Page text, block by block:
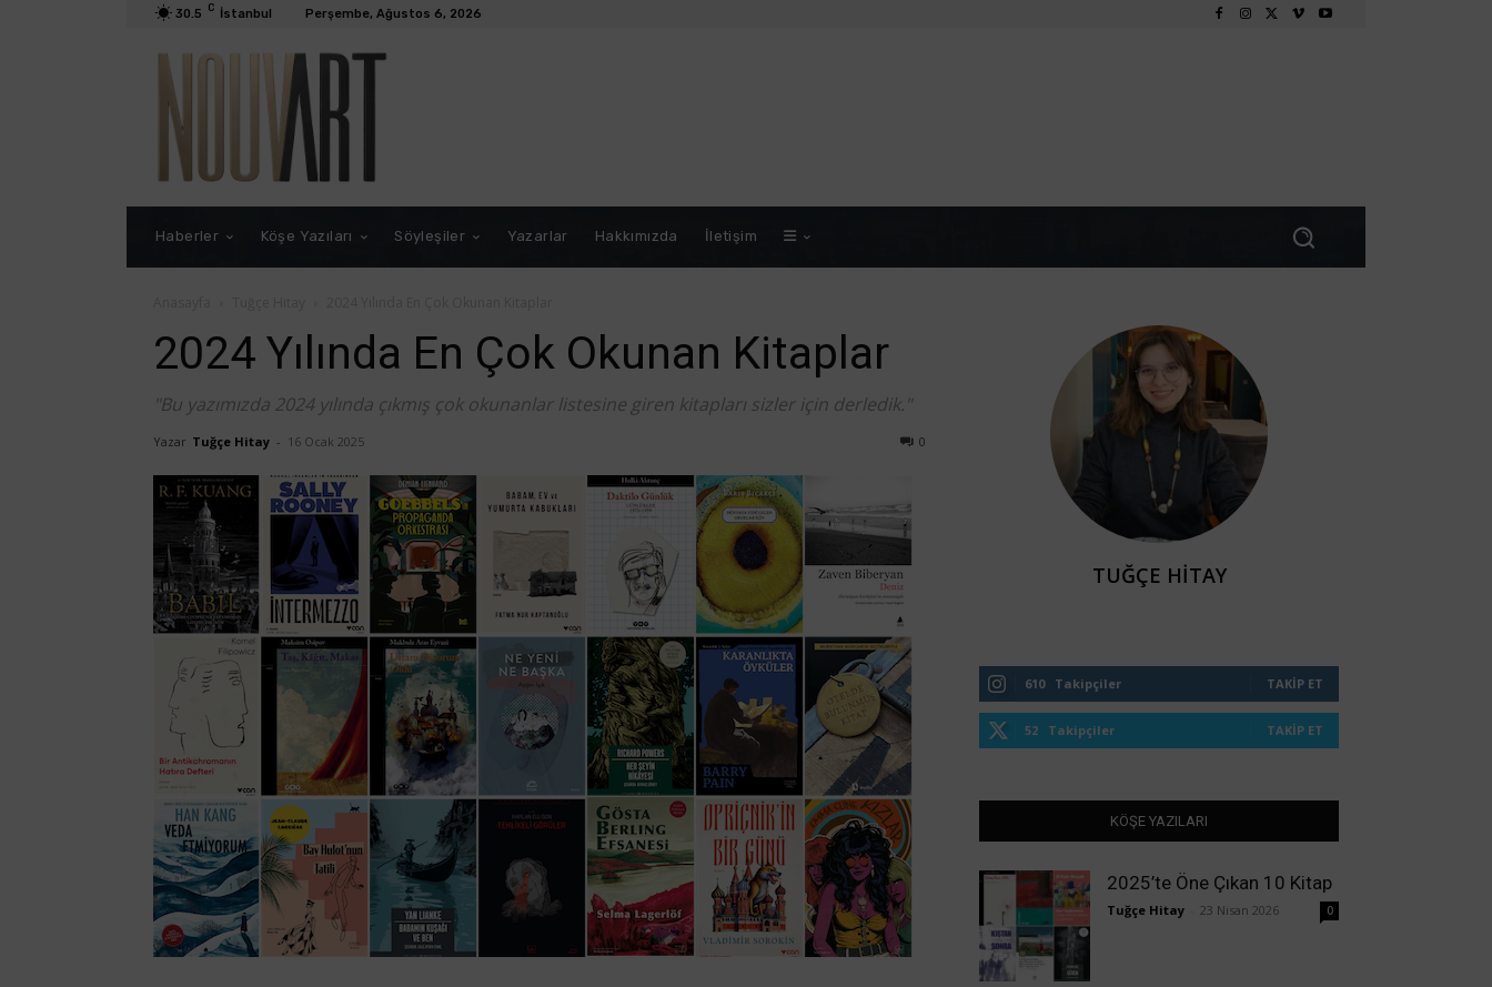
30.5 C İstanbul Perşembe, Ağustos 6, 2026
Haberler Köşe Yazıları Söyleşiler Yazarlar Hakkımızda İletişim
2024 Yılında En Çok Okunan Kitaplar
"Bu yazımızda 2024 yılında çıkmış çok okunanlar listesine giren kitapları sizler için derledik."
Yazar Tuğçe Hitay - 16 Ocak 2025 0
TUĞÇE HITAY
610 Takipçiler TAKIP ET
52 Takipçiler TAKIP ET
KÖŞE YAZILARI
2025’te Öne Çıkan 10 Kitap
Tuğçe Hitay 23 Nisan 2026 0